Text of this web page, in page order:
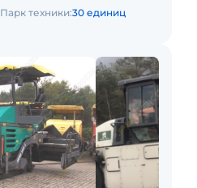
Парк техники:30 единиц